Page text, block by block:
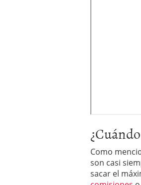
Como
son casi
sacar el